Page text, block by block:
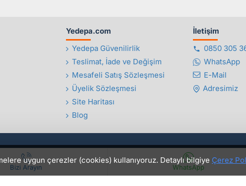
Bizi Arayın WhatsApp
uygun çerezler (cookies) kullanıyoruz. Detaylı bilgiye Çerez
Yedepa.com
Yedepa Güvenilirlik
Teslimat, İade ve Değişim
Mesafeli Satış Sözleşmesi
Üyelik Sözleşmesi
Site Haritası
Blog
İletişim
0850 305
WhatsApp
E-Mail
Adresimiz